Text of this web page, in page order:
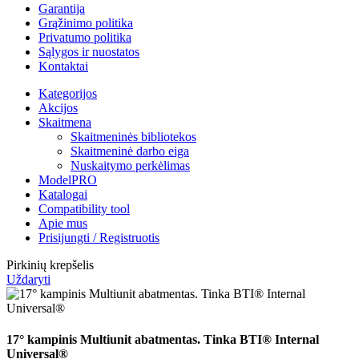
Garantija
Grąžinimo politika
Privatumo politika
Sąlygos ir nuostatos
Kontaktai
Kategorijos
Akcijos
Skaitmena
Skaitmeninės bibliotekos
Skaitmeninė darbo eiga
Nuskaitymo perkėlimas
ModelPRO
Katalogai
Compatibility tool
Apie mus
Prisijungti / Registruotis
Pirkinių krepšelis
Uždaryti
17° kampinis Multiunit abatmentas. Tinka BTI® Internal
Universal®